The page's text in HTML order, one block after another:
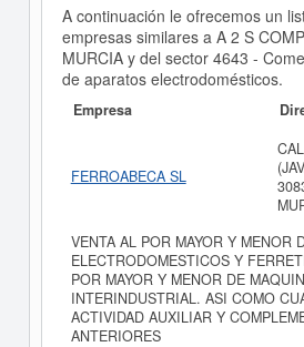
A continuación le ofrecemos un
empresas similares a A 2 S
MURCIA y del sector 4643 -
de aparatos electrodomésticos.
Empresa
FERROABECA SL
VENTA AL POR MAYOR Y MENOR
ELECTRODOMESTICOS Y
POR MAYOR Y MENOR DE
INTERINDUSTRIAL. ASI COMO
ACTIVIDAD AUXILIAR Y
ANTERIORES